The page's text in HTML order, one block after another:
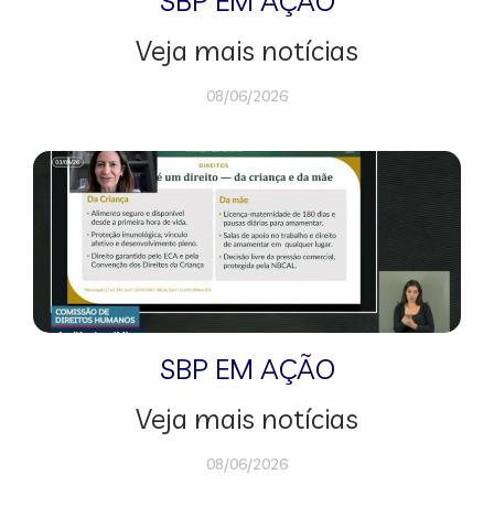
Veja mais notícias
08/06/2026
SBP EM AÇÃO
Veja mais notícias
08/06/2026